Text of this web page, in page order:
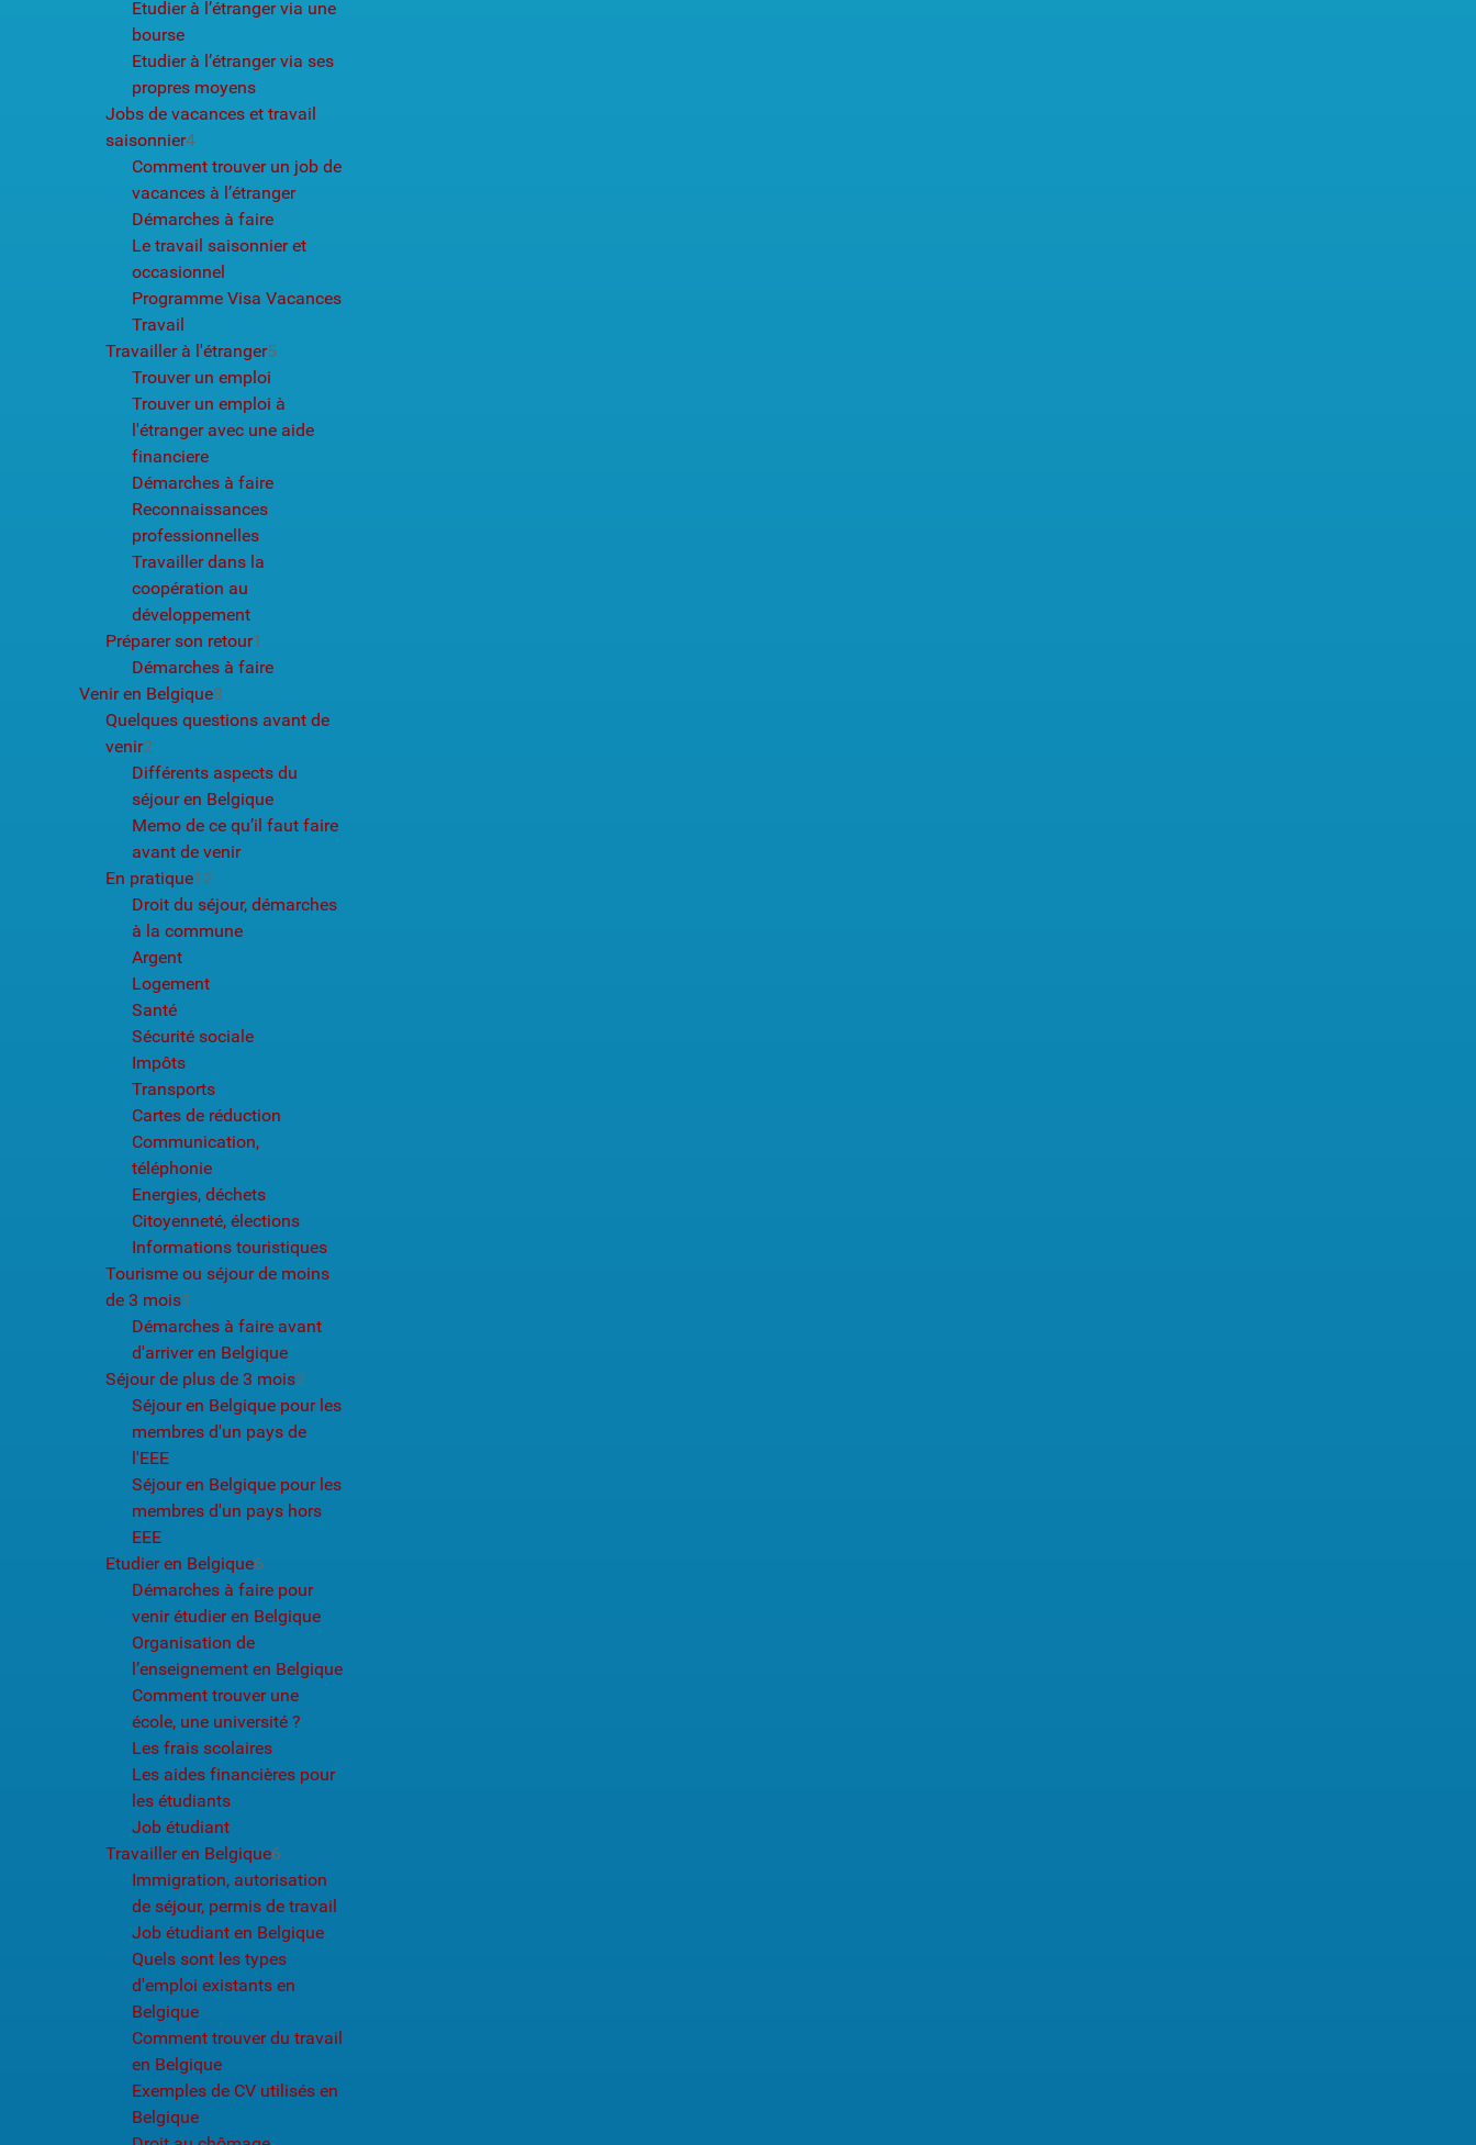
Etudier à l’étranger via une
bourse
Etudier à l’étranger via ses
propres moyens
Jobs de vacances et travail
saisonnier4
Comment trouver un job de
vacances à l’étranger
Démarches à faire
Le travail saisonnier et
occasionnel
Programme Visa Vacances
Travail
Travailler à l'étranger5
Trouver un emploi
Trouver un emploi à
l'étranger avec une aide
financiere
Démarches à faire
Reconnaissances
professionnelles
Travailler dans la
coopération au
développement
Préparer son retour1
Démarches à faire
Venir en Belgique8
Quelques questions avant de
venir2
Différents aspects du
séjour en Belgique
Memo de ce qu’il faut faire
avant de venir
En pratique12
Droit du séjour, démarches
à la commune
Argent
Logement
Santé
Sécurité sociale
Impôts
Transports
Cartes de réduction
Communication,
téléphonie
Energies, déchets
Citoyenneté, élections
Informations touristiques
Tourisme ou séjour de moins
de 3 mois1
Démarches à faire avant
d'arriver en Belgique
Séjour de plus de 3 mois2
Séjour en Belgique pour les
membres d'un pays de
l'EEE
Séjour en Belgique pour les
membres d'un pays hors
EEE
Etudier en Belgique6
Démarches à faire pour
venir étudier en Belgique
Organisation de
l’enseignement en Belgique
Comment trouver une
école, une université ?
Les frais scolaires
Les aides financières pour
les étudiants
Job étudiant
Travailler en Belgique6
Immigration, autorisation
de séjour, permis de travail
Job étudiant en Belgique
Quels sont les types
d'emploi existants en
Belgique
Comment trouver du travail
en Belgique
Exemples de CV utilisés en
Belgique